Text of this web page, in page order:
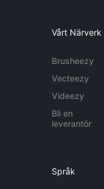
Vårt Närverk
Brusheezy
Vecteezy
Videezy
Bli en
leverantör
Språk